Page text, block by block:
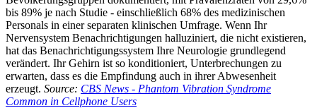
bis 89% je nach Studie - einschließlich 68% des medizinischen
Personals in einer separaten klinischen Umfrage. Wenn Ihr
Nervensystem Benachrichtigungen halluziniert, die nicht existieren,
hat das Benachrichtigungssystem Ihre Neurologie grundlegend
verändert. Ihr Gehirn ist so konditioniert, Unterbrechungen zu
erwarten, dass es die Empfindung auch in ihrer Abwesenheit
erzeugt. Source: CBS News - Phantom Vibration Syndrome
Common in Cellphone Users